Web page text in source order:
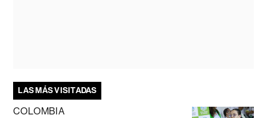
LAS MÁS VISITADAS
COLOMBIA